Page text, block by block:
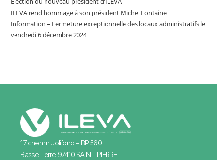
ILEVA rend hommage à son président Michel Fontaine
Information – Fermeture exceptionnelle des locaux administratifs le
vendredi 6 décembre 2024
17 chemin Jolifond – BP 560
Basse Terre 97410 SAINT-PIERRE